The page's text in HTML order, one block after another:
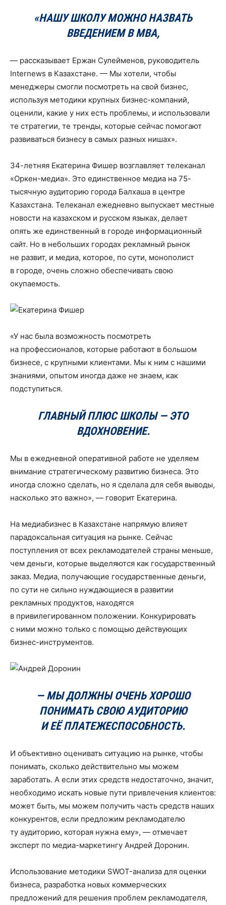
«НАШУ ШКОЛУ МОЖНО НАЗВАТЬ
ВВЕДЕНИЕМ В MBA,
— рассказывает Ержан Сулейменов, руководитель
Internews в Казахстане. — Мы хотели, чтобы
менеджеры смогли посмотреть на свой бизнес,
используя методики крупных бизнес-компаний,
оценили, какие у них есть проблемы, и использовали
те стратегии, те тренды, которые сейчас помогают
развиваться бизнесу в самых разных нишах».
34-летняя Екатерина Фишер возглавляет телеканал
«Оркен-медиа». Это единственное медиа на 75-
тысячную аудиторию города Балхаша в центре
Казахстана. Телеканал ежедневно выпускает местные
новости на казахском и русском языках, делает
опять же единственный в городе информационный
сайт. Но в небольших городах рекламный рынок
не развит, и медиа, которое, по сути, монополист
в городе, очень сложно обеспечивать свою
окупаемость.
«У нас была возможность посмотреть
на профессионалов, которые работают в большом
бизнесе, с крупными клиентами. Мы к ним с нашими
знаниями, опытом иногда даже не знаем, как
подступиться.
ГЛАВНЫЙ ПЛЮС ШКОЛЫ — ЭТО
ВДОХНОВЕНИЕ.
Мы в ежедневной оперативной работе не уделяем
внимание стратегическому развитию бизнеса. Это
иногда сложно сделать, но я сделала для себя выводы,
насколько это важно», — говорит Екатерина.
На медиабизнес в Казахстане напрямую влияет
парадоксальная ситуация на рынке. Сейчас
поступления от всех рекламодателей страны меньше,
чем деньги, которые выделяются как государственный
заказ. Медиа, получающие государственные деньги,
по сути не сильно нуждающиеся в развитии
рекламных продуктов, находятся
в привилегированном положении. Конкурировать
с ними можно только с помощью действующих
бизнес-инструментов.
— МЫ ДОЛЖНЫ ОЧЕНЬ ХОРОШО
ПОНИМАТЬ СВОЮ АУДИТОРИЮ
И ЕЁ ПЛАТЕЖЕСПОСОБНОСТЬ.
И объективно оценивать ситуацию на рынке, чтобы
понимать, сколько действительно мы можем
заработать. А если этих средств недостаточно, значит,
необходимо искать новые пути привлечения клиентов:
может быть, мы можем получить часть средств наших
конкурентов, если предложим рекламодателю
ту аудиторию, которая нужна ему», — отмечает
эксперт по медиа-маркетингу Андрей Доронин.
Использование методики SWOT-анализа для оценки
бизнеса, разработка новых коммерческих
предложений для решения проблем рекламодателя,